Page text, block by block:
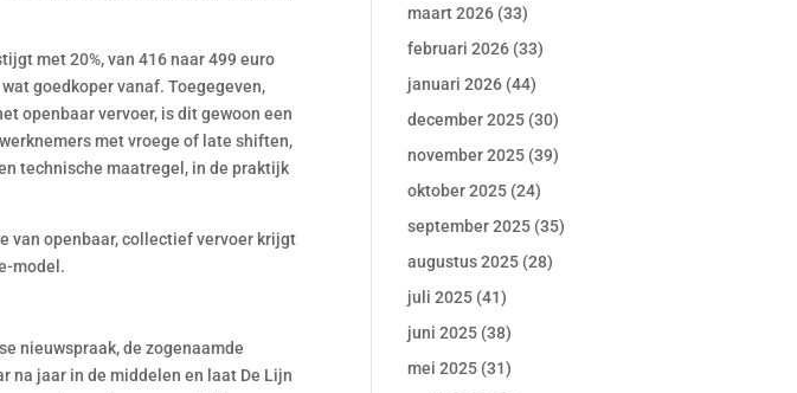
met 20%, van 416 naar 499 euro
goedkoper vanaf. Toegegeven,
openbaar vervoer, is dit gewoon een
met vroege of late shiften,
technische maatregel, in de praktijk
van openbaar, collectief vervoer krijgt
model.
nieuwspraak, de zogenaamde
na jaar in de middelen en laat De Lijn
maart 2026 (33)
februari 2026 (33)
januari 2026 (44)
december 2025 (30)
november 2025 (39)
oktober 2025 (24)
september 2025 (35)
augustus 2025 (28)
juli 2025 (41)
juni 2025 (38)
mei 2025 (31)